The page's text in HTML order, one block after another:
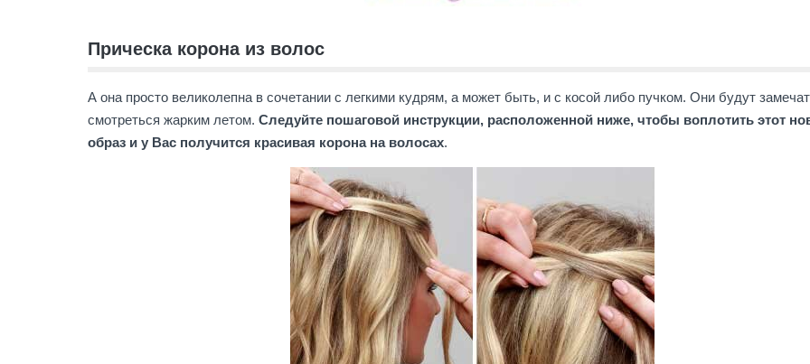
Прическа корона из волос
А она просто великолепна в сочетании с легкими кудрям, а может быть, и с косой либо пучком. Они будут
смотреться жарким летом. Следуйте пошаговой инструкции, расположенной ниже, чтобы воплотить этот
образ и у Вас получится красивая корона на волосах.